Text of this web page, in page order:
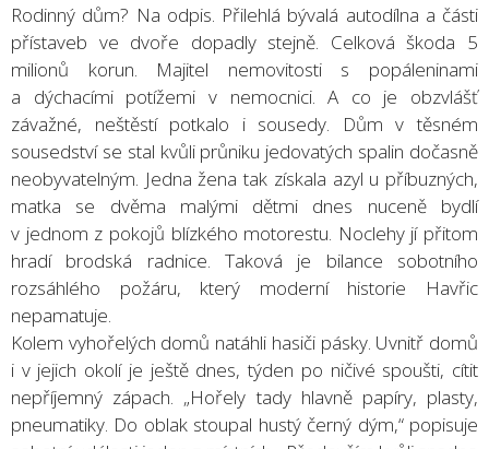
Rodinný dům? Na odpis. Přilehlá bývalá autodílna a části
přístaveb ve dvoře dopadly stejně. Celková škoda 5
milionů korun. Majitel nemovitosti s popáleninami
a dýchacími potížemi v nemocnici. A co je obzvlášť
závažné, neštěstí potkalo i sousedy. Dům v těsném
sousedství se stal kvůli průniku jedovatých spalin dočasně
neobyvatelným. Jedna žena tak získala azyl u příbuzných,
matka se dvěma malými dětmi dnes nuceně bydlí
v jednom z pokojů blízkého motorestu. Noclehy jí přitom
hradí brodská radnice. Taková je bilance sobotního
rozsáhlého požáru, který moderní historie Havřic
nepamatuje.
Kolem vyhořelých domů natáhli hasiči pásky. Uvnitř domů
i v jejich okolí je ještě dnes, týden po ničivé spoušti, cítit
nepříjemný zápach. „Hořely tady hlavně papíry, plasty,
pneumatiky. Do oblak stoupal hustý černý dým,“ popisuje